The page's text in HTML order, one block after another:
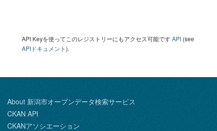
API Keyを使ってこのレジストリーにもアクセス可能ですAPI (see
APIドキュメント).
About 新潟市オープンデータ検索サービス
CKAN API
CKANアソシエーション